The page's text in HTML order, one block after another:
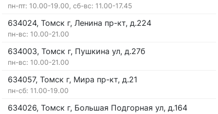
пн-пт: 10.00-19.00, сб-вс: 11.00-17.45
634024, Томск г, Ленина пр-кт, д.224
пн-вс: 10.00-21.00
634003, Томск г, Пушкина ул, д.27б
пн-вс: 10.00-21.00
634057, Томск г, Мира пр-кт, д.21
пн-сб: 11.00-19.00
634026, Томск г, Большая Подгорная ул, д.164